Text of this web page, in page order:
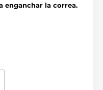
enganchar la correa.